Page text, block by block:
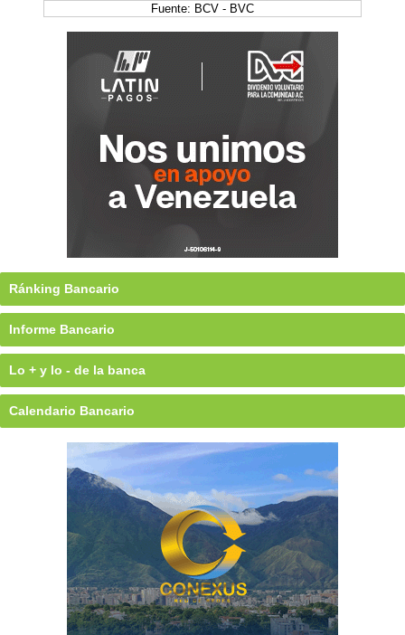
Fuente: BCV - BVC
Ránking Bancario
Informe Bancario
Lo + y lo - de la banca
Calendario Bancario